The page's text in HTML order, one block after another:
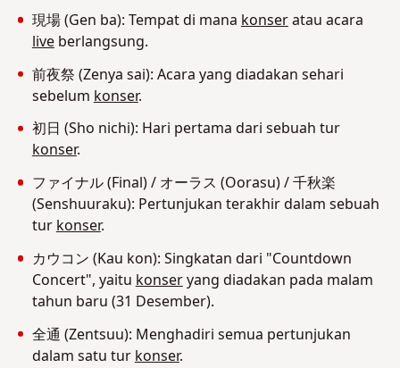
現場 (Gen ba): Tempat di manakonseratau acara
liveberlangsung.
前夜祭 (Zenya sai): Acara yang diadakan sehari
sebelum konser.
初日 (Sho nichi): Hari pertama dari sebuah tur
konser.
ファイナル (Final) / オーラス (Oorasu) / 千秋楽
(Senshuuraku): Pertunjukan terakhir dalam sebuah
turkonser.
カウコン (Kau kon): Singkatan dari "Countdown
Concert", yaitukonseryang diadakan pada malam
tahun baru (31 Desember).
全通 (Zentsuu): Menghadiri semua pertunjukan
dalam satu tur konser.